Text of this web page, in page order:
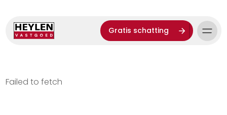
Gratis schatting
Failed to fetch